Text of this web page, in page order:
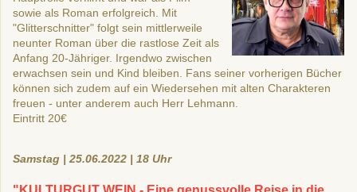
sowie als Roman erfolgreich. Mit
"Glitterschnitter" folgt sein mittlerweile
neunter Roman über die rastlose Zeit als
Anfang 20-Jähriger. Irgendwo zwischen
erwachsen sein und Kind bleiben. Fans seiner vorherigen Bücher
können sich zudem auf ein Wiedersehen mit alten Charakteren
freuen - unter anderem auch Herr Lehmann.
Eintritt 20€
Samstag | 25.06.2022 | 18 Uhr